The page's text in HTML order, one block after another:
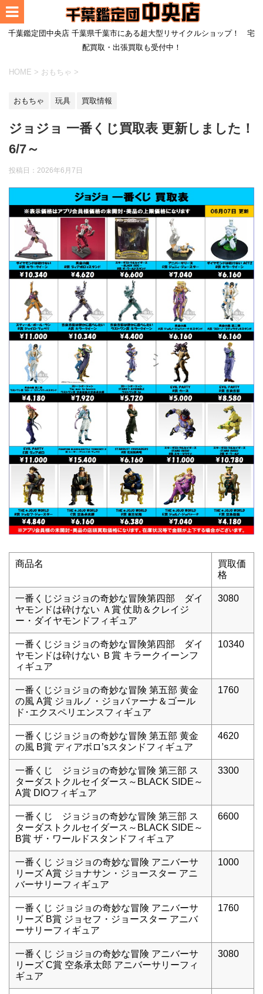
千葉鑑定団中央店 千葉県千葉市にある超大型リサイクルショップ！ 宅
配買取・出張買取も受付中！
HOME > おもちゃ >
おもちゃ 玩具 買取情報
ジョジョ 一番くじ買取表 更新しました！
6/7～
投稿日： 2026年6月7日
商品名
買取価
格
一番くじジョジョの奇妙な冒険第四部 ダイ
ヤモンドは砕けない Ａ賞 仗助＆クレイジ
ー・ダイヤモンドフィギュア
3080
一番くじジョジョの奇妙な冒険第四部 ダイ
ヤモンドは砕けない Ｂ賞 キラークイーンフ
ィギュア
10340
一番くじジョジョの奇妙な冒険 第五部 黄金
の風 A賞 ジョルノ・ジョバァーナ＆ゴール
ド･エクスペリエンスフィギュア
1760
一番くじジョジョの奇妙な冒険 第五部 黄金
の風 B賞 ディアボロ’sスタンドフィギュア
4620
一番くじ ジョジョの奇妙な冒険 第三部 ス
ターダストクルセイダース～BLACK SIDE～
A賞 DIOフィギュア
3300
一番くじ ジョジョの奇妙な冒険 第三部 ス
ターダストクルセイダース～BLACK SIDE～
B賞 ザ・ワールドスタンドフィギュア
6600
一番くじ ジョジョの奇妙な冒険 アニバーサ
リーズ A賞 ジョナサン・ジョースター アニ
バーサリーフィギュア
1000
一番くじ ジョジョの奇妙な冒険 アニバーサ
リーズ B賞 ジョセフ・ジョースター アニバ
ーサリーフィギュア
1760
一番くじ ジョジョの奇妙な冒険 アニバーサ
リーズ C賞 空条承太郎 アニバーサリーフィ
ギュア
3080